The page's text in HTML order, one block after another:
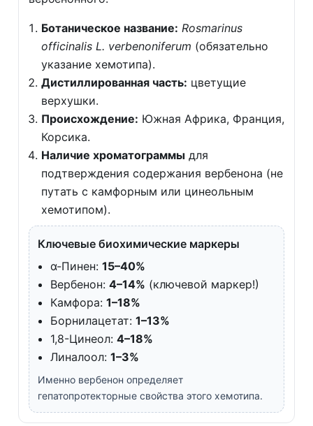
Ботаническое название: Rosmarinus
officinalis L. verbenoniferum (обязательно
указание хемотипа).
Дистиллированная часть: цветущие
верхушки.
Происхождение: Южная Африка, Франция,
Корсика.
Наличие хроматограммы для
подтверждения содержания вербенона (не
путать с камфорным или цинеольным
хемотипом).
Ключевые биохимические маркеры
α-Пинен: 15–40%
Вербенон: 4–14% (ключевой маркер!)
Камфора: 1–18%
Борнилацетат: 1–13%
1,8-Цинеол: 4–18%
Линалоол: 1–3%
Именно вербенон определяет
гепатопротекторные свойства этого хемотипа.